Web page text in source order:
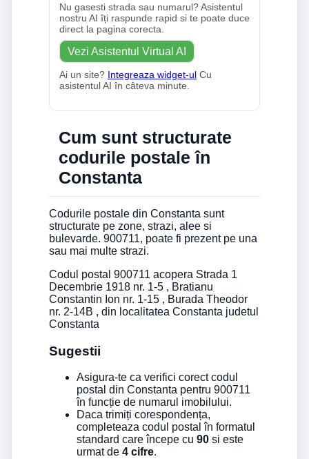
Nu gasesti strada sau numarul? Asistentul
nostru AI îți raspunde rapid si te poate duce
direct la pagina corecta.
Vezi Asistentul Virtual AI
Ai un site? Integreaza widget-ul Cu
asistentul AI în câteva minute.
Cum sunt structurate
codurile postale în
Constanta
Codurile postale din Constanta sunt
structurate pe zone, strazi, alee si
bulevarde. 900711, poate fi prezent pe una
sau mai multe strazi.
Codul postal 900711 acopera Strada 1
Decembrie 1918 nr. 1-5 , Bratianu
Constantin Ion nr. 1-15 , Burada Theodor
nr. 2-14B , din localitatea Constanta judetul
Constanta
Sugestii
Asigura-te ca verifici corect codul
postal din Constanta pentru 900711
în funcție de numarul imobilului.
Daca trimiți corespondența,
completeaza codul postal în formatul
standard care începe cu 90 si este
urmat de 4 cifre.